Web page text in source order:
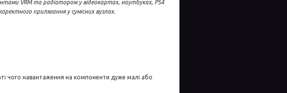
VRM та радіатором у відеокартах, ноутбуках, PS4
прилягання у сумісних вузлах.
чого навантаження на компоненти дуже малі або